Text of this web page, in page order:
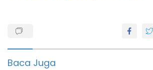
featured
Baca Juga